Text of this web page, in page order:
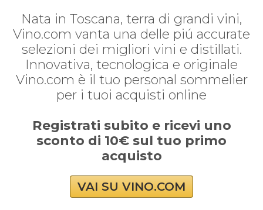
Nata in Toscana, terra di grandi vini,
Vino.com vanta una delle piú accurate
selezioni dei migliori vini e distillati.
Innovativa, tecnologica e originale
Vino.com è il tuo personal sommelier
per i tuoi acquisti online
Registrati subito e ricevi uno
sconto di 10€ sul tuo primo
acquisto
VAI SU VINO.COM